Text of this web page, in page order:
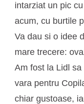
intarziat un pic
acum, cu burtile
Va dau si o idee
mare trecere:
Am fost la Lidl
vara pentru
chiar gustoase,